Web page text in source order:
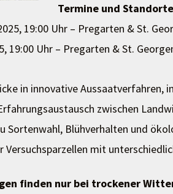
Termine und
19:00 Uhr – Pregarten & St.
19:00 Uhr – Pregarten & St.
in innovative Aussaatverfahren,
zwischen
Sortenwahl, Blühverhalten und
Versuchsparzellen mit
finden nur bei trockener